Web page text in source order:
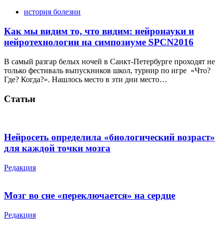
история болезни
Как мы видим то, что видим: нейронауки и
нейротехнологии на симпозиуме SPCN2016
В самый разгар белых ночей в Санкт-Петербурге проходят не
только фестиваль выпускников школ, турнир по игре «Что?
Где? Когда?». Нашлось место в эти дни место…
Статьи
Нейросеть определила «биологический возраст»
для каждой точки мозга
Редакция
Мозг во сне «переключается» на сердце
Редакция